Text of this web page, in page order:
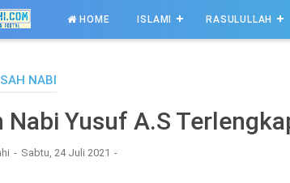
HOME ISLAMI RASULULLAH
NABI
Nabi Yusuf A.S
Sabtu, 24 Juli 2021